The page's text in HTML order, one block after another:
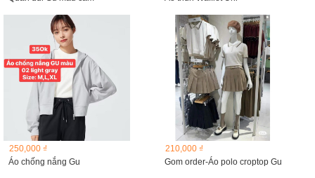
250,000 ₫
Áo chống nắng Gu
210,000 ₫
Gom order-Áo polo croptop Gu